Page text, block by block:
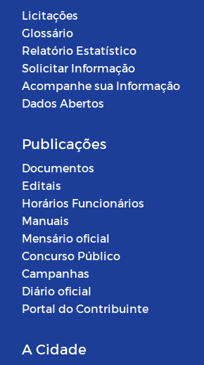
Licitações
Glossário
Relatório Estatístico
Solicitar Informação
Acompanhe sua Informação
Dados Abertos
Publicações
Documentos
Editais
Horários Funcionários
Manuais
Mensário oficial
Concurso Público
Campanhas
Diário oficial
Portal do Contribuinte
A Cidade